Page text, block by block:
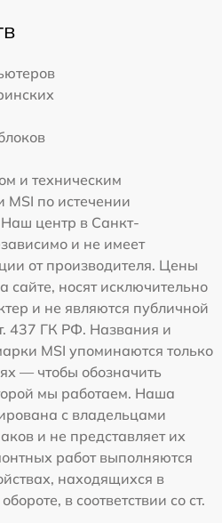
и техническим
по истечении
центр в Санкт-
и не имеет
от производителя. Цены
сайте, носят исключительно
и не являются публичной
437 ГК РФ. Названия и
MSI упоминаются только
— чтобы обозначить
мы работаем. Наша
с владельцами
и не представляет их
работ выполняются
находящихся в
в соответствии со ст.